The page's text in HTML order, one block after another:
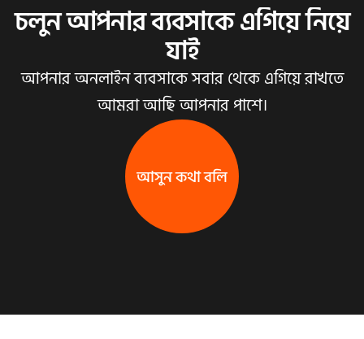
চলুন আপনার ব্যবসাকে এগিয়ে নিয়ে
যাই
আপনার অনলাইন ব্যবসাকে সবার থেকে এগিয়ে রাখতে
আমরা আছি আপনার পাশে।
আসুন কথা বলি